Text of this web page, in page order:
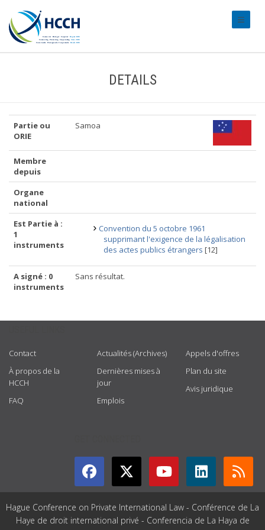
DETAILS
Partie ou
ORIE
Samoa
Membre
depuis
Organe
national
Est Partie à :
1
instruments
Convention du 5 octobre 1961
supprimant l'exigence de la légalisation
des actes publics étrangers [12]
A signé : 0
instruments
Sans résultat.
Contact
À propos de la
HCCH
FAQ
Actualités (Archives)
Dernières mises à
jour
Emplois
Appels d'offres
Plan du site
Avis juridique
Hague Conference on Private International Law - Conférence de La
Haye de droit international privé - Conferencia de La Haya de